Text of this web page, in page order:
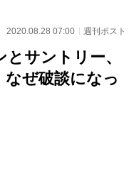
2020.08.28 07:00 週刊ポスト
とサントリー、
ぜ破談になっ